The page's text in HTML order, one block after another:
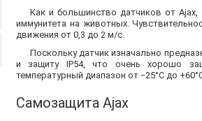
Как и большинство датчиков от Ajax,
иммунитета на животных.
движения от 0,3 до 2 м/c.
Поскольку датчик изначально
и защиту IP54, что очень хорошо
температурный диапазон от −25°С до
Самозащита Ajax